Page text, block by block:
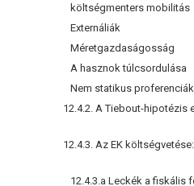
költségmenters mobilitás
Externáliák
Méretgazdaságosság
A hasznok túlcsordulása
Nem statikus proferenciák